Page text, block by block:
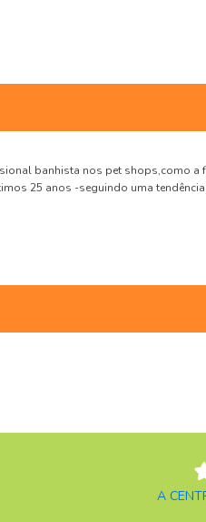
banhista nos pet shops,como
25 anos -seguindo uma
A